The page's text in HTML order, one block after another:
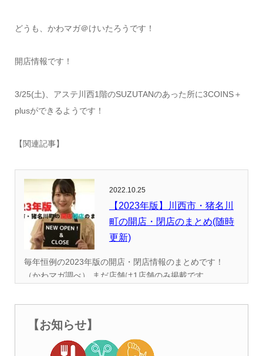
どうも、かわマガ＠けいたろうです！
開店情報です！
3/25(土)、アステ川西1階のSUZUTANのあった所に3COINS＋
plusができるようです！
【関連記事】
2022.10.25
【2023年版】川西市・猪名川
町の開店・閉店のまとめ(随時
更新)
毎年恒例の2023年版の開店・閉店情報のまとめです！
（かわマガ調べ） まだ店舗は1店舗のみ掲載です...
【お知らせ】